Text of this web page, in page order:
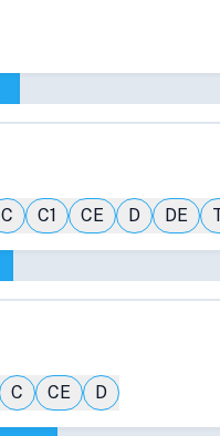
C C1 CE D DE
C CE D